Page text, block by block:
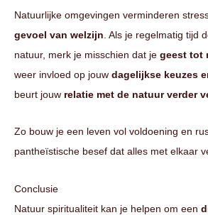
Natuurlijke omgevingen verminderen
gevoel van welzijn . Als je regelmatig tijd
natuur, merk je misschien dat je geest tot
weer invloed op jouw dagelijkse keuzes
beurt jouw relatie met de natuur verder
Zo bouw je een leven vol voldoening en
pantheïstische besef dat alles met elkaar
Conclusie
Natuur spiritualiteit kan je helpen om een